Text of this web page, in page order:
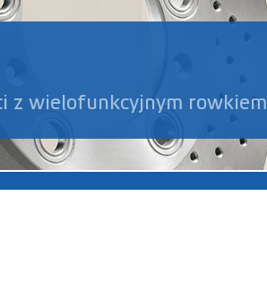
z wielofunkcyjnym rowkiem